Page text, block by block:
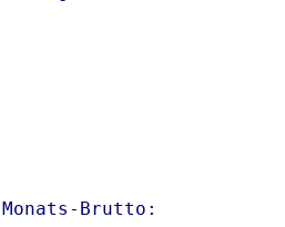
Monats-